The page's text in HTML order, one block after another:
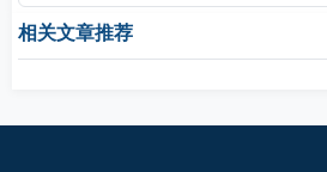
相关文章推荐